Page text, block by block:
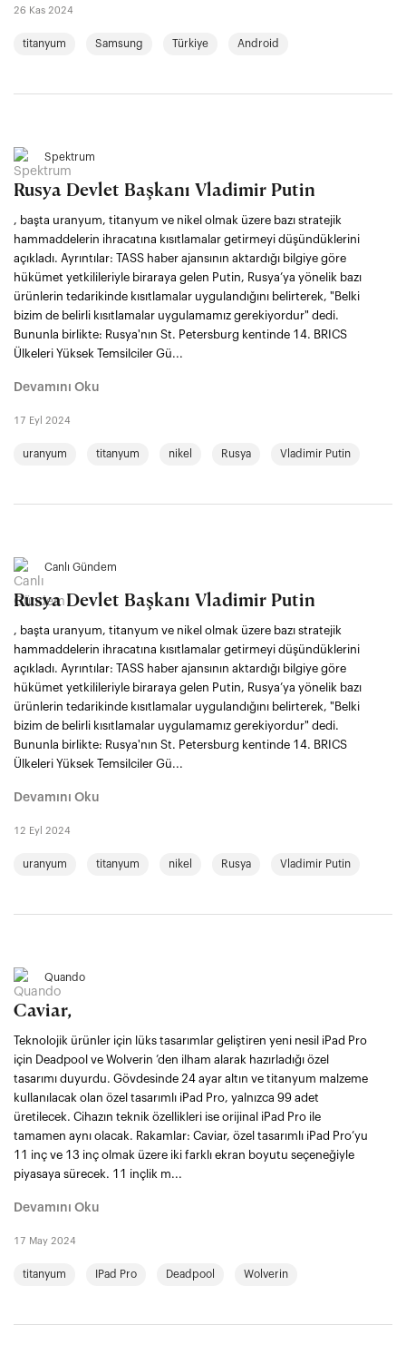
26 Kas 2024
titanyum Samsung Türkiye Android
Spektrum
Rusya Devlet Başkanı Vladimir Putin
, başta uranyum, titanyum ve nikel olmak üzere bazı stratejik
hammaddelerin ihracatına kısıtlamalar getirmeyi düşündüklerini
açıkladı. Ayrıntılar: TASS haber ajansının aktardığı bilgiye göre
hükümet yetkilileriyle biraraya gelen Putin, Rusya’ya yönelik bazı
ürünlerin tedarikinde kısıtlamalar uygulandığını belirterek, "Belki
bizim de belirli kısıtlamalar uygulamamız gerekiyordur" dedi.
Bununla birlikte: Rusya'nın St. Petersburg kentinde 14. BRICS
Ülkeleri Yüksek Temsilciler Gü...
Devamını Oku
17 Eyl 2024
uranyum titanyum nikel Rusya Vladimir Putin
Canlı Gündem
Rusya Devlet Başkanı Vladimir Putin
, başta uranyum, titanyum ve nikel olmak üzere bazı stratejik
hammaddelerin ihracatına kısıtlamalar getirmeyi düşündüklerini
açıkladı. Ayrıntılar: TASS haber ajansının aktardığı bilgiye göre
hükümet yetkilileriyle biraraya gelen Putin, Rusya’ya yönelik bazı
ürünlerin tedarikinde kısıtlamalar uygulandığını belirterek, "Belki
bizim de belirli kısıtlamalar uygulamamız gerekiyordur" dedi.
Bununla birlikte: Rusya'nın St. Petersburg kentinde 14. BRICS
Ülkeleri Yüksek Temsilciler Gü...
Devamını Oku
12 Eyl 2024
uranyum titanyum nikel Rusya Vladimir Putin
Quando
Caviar,
Teknolojik ürünler için lüks tasarımlar geliştiren yeni nesil iPad Pro
için Deadpool ve Wolverin ’den ilham alarak hazırladığı özel
tasarımı duyurdu. Gövdesinde 24 ayar altın ve titanyum malzeme
kullanılacak olan özel tasarımlı iPad Pro, yalnızca 99 adet
üretilecek. Cihazın teknik özellikleri ise orijinal iPad Pro ile
tamamen aynı olacak. Rakamlar: Caviar, özel tasarımlı iPad Pro’yu
11 inç ve 13 inç olmak üzere iki farklı ekran boyutu seçeneğiyle
piyasaya sürecek. 11 inçlik m...
Devamını Oku
17 May 2024
titanyum IPad Pro Deadpool Wolverin